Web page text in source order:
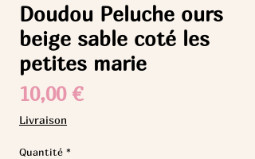
Doudou Peluche ours
beige sable coté les
petites marie
10,00 €Prix
Livraison
Quantité *